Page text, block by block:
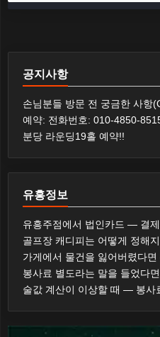
공지사항
손님분들 방문 전 궁금한 사항
예약: 전화번호: 010-4850-
분당 라운딩19홀 예약!!
유흥정보
술값 계산이 이상할 때 — 봉사